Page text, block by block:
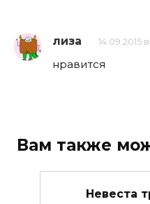
лиза 14.09.2015 в
нравится
Вам также
Невеста